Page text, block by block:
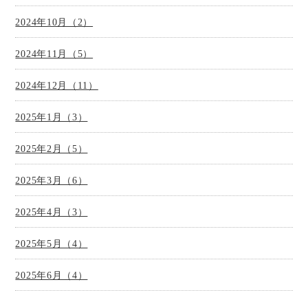
2024年10月（2）
2024年11月（5）
2024年12月（11）
2025年1月（3）
2025年2月（5）
2025年3月（6）
2025年4月（3）
2025年5月（4）
2025年6月（4）